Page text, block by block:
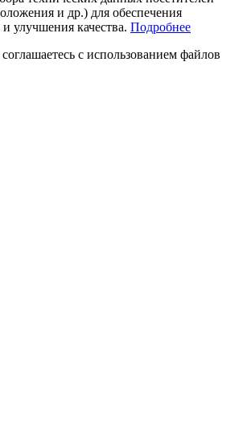
и др.) для обеспечения
улучшения качества. Подробнее
с использованием файлов